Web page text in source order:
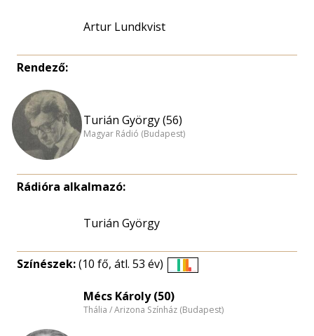
Artur Lundkvist
Rendező:
Turián György (56)
Magyar Rádió (Budapest)
Rádióra alkalmazó:
Turián György
Színészek:(10 fő, átl. 53 év)
nagyítása
Mécs Károly (50)
Thália / Arizona Színház (Budapest)